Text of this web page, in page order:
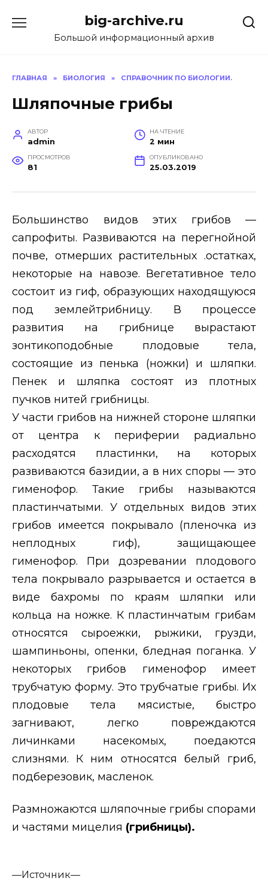
содержанию
big-archive.ru
Большой информационный архив
ГЛАВНАЯ » БИОЛОГИЯ » СПРАВОЧНИК ПО БИОЛОГИИ.
Шляпочные грибы
АВТОР
admin
НА ЧТЕНИЕ
2 мин
ПРОСМОТРОВ
81
ОПУБЛИКОВАНО
25.03.2019
Большинство видов этих грибов —
сапрофиты. Развиваются на перегнойной
почве, отмерших растительных .остатках,
некоторые на навозе. Вегетативное тело
состоит из гиф, образующих находящуюся
под землейтрибницу. В процессе
развития на грибнице вырастают
зонтикоподобные плодовые тела,
состоящие из пенька (ножки) и шляпки.
Пенек и шляпка состоят из плотных
пучков нитей грибницы.
У части грибов на нижней стороне шляпки
от центра к периферии радиально
расходятся пластинки, на которых
развиваются базидии, а в них споры — это
гименофор. Такие грибы называются
пластинчатыми. У отдельных видов этих
грибов имеется покрывало (пленочка из
неплодных гиф), защищающее
гименофор. При дозревании плодового
тела покрывало разрывается и остается в
виде бахромы по краям шляпки или
кольца на ножке. К пластинчатым грибам
относятся сыроежки, рыжики, грузди,
шампиньоны, опенки, бледная поганка. У
некоторых грибов гименофор имеет
трубчатую форму. Это трубчатые грибы. Их
плодовые тела мясистые, быстро
загнивают, легко повреждаются
личинками насекомых, поедаются
слизнями. К ним относятся белый гриб,
подберезовик, масленок.
Размножаются шляпочные грибы спорами
и частями мицелия (грибницы).
—Источник—